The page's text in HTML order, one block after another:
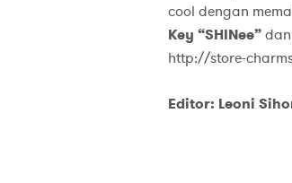
cool dengan
Key “SHINee”dan
http://store-
Editor: Leoni